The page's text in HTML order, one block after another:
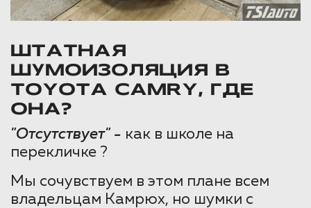
ШТАТНАЯ
ШУМОИЗОЛЯЦИЯ В
TOYOTA CAMRY, ГДЕ
ОНА?
"Отсутствует" - как в школе на
перекличке ?
Мы сочувствуем в этом плане всем
владельцам Камрюх, но шумки с